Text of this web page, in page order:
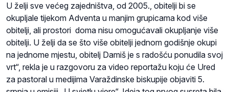
U želji sve većeg zajedništva, od 2005., obitelji bi se
okupljale tijekom Adventa u manjim grupicama kod više
obitelji, ali prostori doma nisu omogućavali okupljanje više
obitelji. U želji da se što više obitelji jednom godišnje okupi
na jednome mjestu, obitelj Damiš je s radošću ponudila svoj
vrt“, rekla je u razgovoru za video reportažu koju će Ured
za pastoral u medijima Varaždinske biskupije objaviti 5.